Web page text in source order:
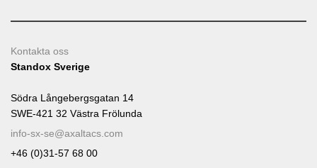
Kontakta oss
Standox Sverige
Södra Långebergsgatan 14
SWE-421 32 Västra Frölunda
info-sx-se@axaltacs.com
+46 (0)31-57 68 00